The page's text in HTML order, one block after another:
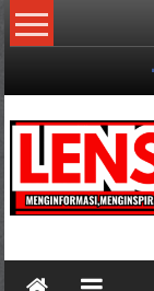
Lompat
ke